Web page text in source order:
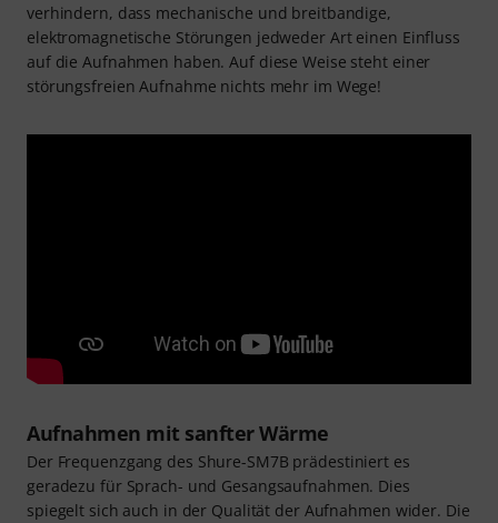
verhindern, dass mechanische und breitbandige,
elektromagnetische Störungen jedweder Art einen Einfluss
auf die Aufnahmen haben. Auf diese Weise steht einer
störungsfreien Aufnahme nichts mehr im Wege!
Aufnahmen mit sanfter Wärme
Der Frequenzgang des Shure-SM7B prädestiniert es
geradezu für Sprach- und Gesangsaufnahmen. Dies
spiegelt sich auch in der Qualität der Aufnahmen wider. Die